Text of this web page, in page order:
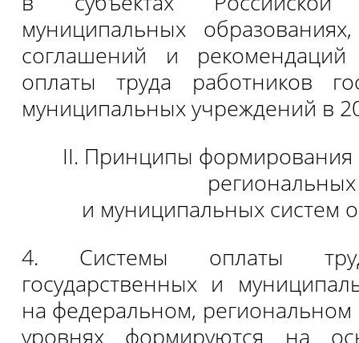
муниципальных
соглашений и
оплаты труда работников
муниципальных учреждений в
II. Принципы формирования
региональных
и муниципальных систем
4. Системы оплаты
государственных и
на федеральном,
уровнях формируются на